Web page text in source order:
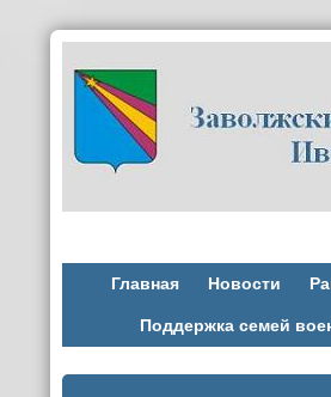
Главная Новости
Поддержка семей